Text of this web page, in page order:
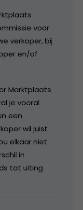
voor
verkoper, bij
en/of
Marktplaats
je vooral
een
wil juist
elkaar niet
in
tot uiting